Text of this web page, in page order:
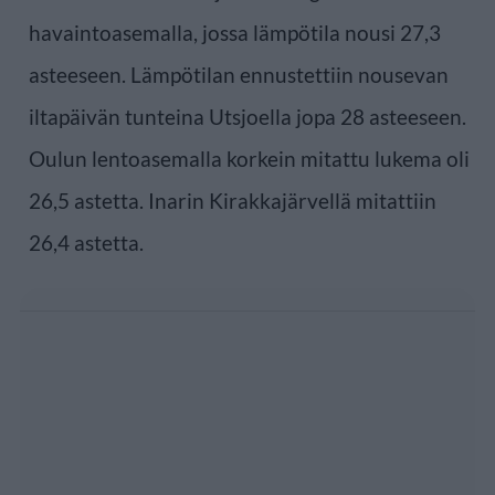
havaintoasemalla, jossa lämpötila nousi 27,3
asteeseen. Lämpötilan ennustettiin nousevan
iltapäivän tunteina Utsjoella jopa 28 asteeseen.
Oulun lentoasemalla korkein mitattu lukema oli
26,5 astetta. Inarin Kirakkajärvellä mitattiin
26,4 astetta.